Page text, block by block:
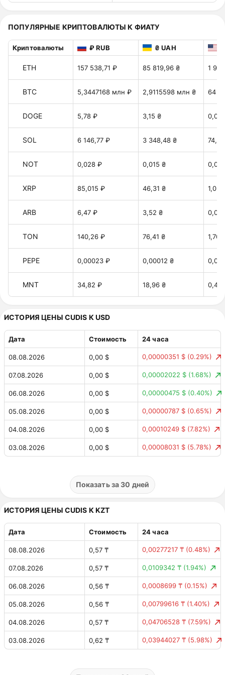
ПОПУЛЯРНЫЕ КРИПТОВАЛЮТЫ К ФИАТУ
Криптовалюты ₽ RUB ₴ UAH
ETH 157 538,71 ₽ 85 819,96 ₴ 1
BTC 5,3447168 млн ₽ 2,9115598 млн ₴ 64
DOGE 5,78 ₽ 3,15 ₴ 0,07
SOL 6 146,77 ₽ 3 348,48 ₴
NOT 0,028 ₽ 0,015 ₴
XRP 85,015 ₽ 46,31 ₴
ARB 6,47 ₽ 3,52 ₴
TON 140,26 ₽ 76,41 ₴ 1,70
PEPE 0,00023 ₽ 0,00012 ₴
MNT 34,82 ₽ 18,96 ₴ 0,42
ИСТОРИЯ ЦЕНЫ CUDIS К USD
Дата Стоимость 24 часа
08.08.2026 0,00 $ 0,00000351 $ (0.29%)
07.08.2026 0,00 $ 0,00002022 $ (1.68%)
06.08.2026 0,00 $ 0,00000475 $ (0.40%)
05.08.2026 0,00 $ 0,00000787 $ (0.65%)
04.08.2026 0,00 $ 0,00010249 $ (7.82%)
03.08.2026 0,00 $ 0,00008031 $ (5.78%)
0,00 $ 0,0000711 $
29.07.2026 0,00000999 $
0,00 $ 0,00018928 $ (10.74%)
0,00 $ 0,00015201 $ (9.44%)
0,00 $ 0,00019696 $ (10.90%)
0,00 $ 0,00008974 $ (5.23%)
0,00 $ 0,00079479 $ (31.64%)
0,00 $ 0,00060158 $ (19.32%)
Показать за 30 дней
ИСТОРИЯ ЦЕНЫ CUDIS К KZT
Дата Стоимость 24 часа
08.08.2026 0,57 ₸ 0,00277217 ₸ (0.48%)
07.08.2026 0,57 ₸ 0,0109342 ₸ (1.94%)
06.08.2026 0,56 ₸ 0,0008699 ₸ (0.15%)
05.08.2026 0,56 ₸ 0,00799616 ₸ (1.40%)
04.08.2026 0,57 ₸ 0,04706528 ₸ (7.59%)
03.08.2026 0,62 ₸ 0,03944027 ₸ (5.98%)